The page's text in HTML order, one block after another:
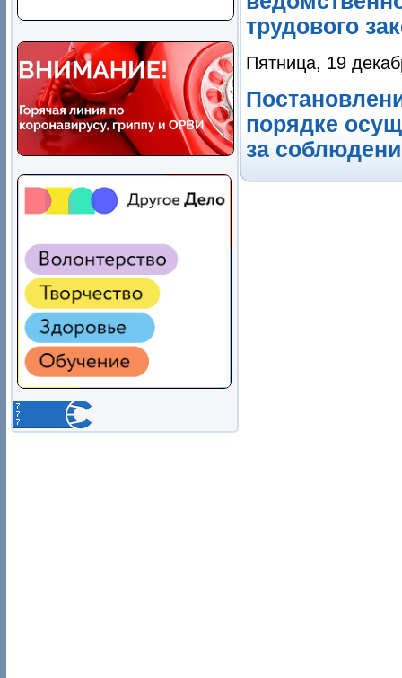
трудового
Пятница, 19
порядке
за